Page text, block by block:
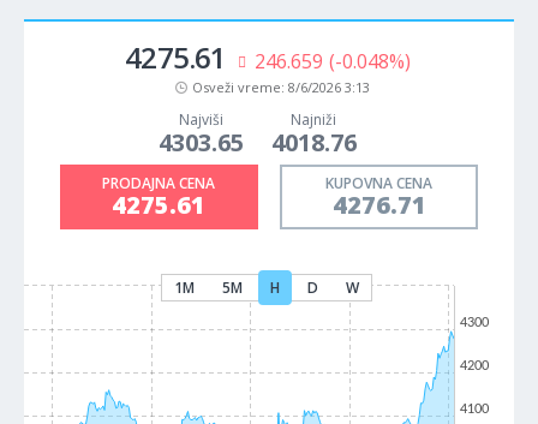
4275.61 246.659 (-0.048%)
Osveži vreme: 8/6/2026 3:13
Najviši
4303.65
Najniži
4018.76
PRODAJNA CENA
4275.61
KUPOVNA CENA
4276.71
1M 5M H D W
4100
4200
4300